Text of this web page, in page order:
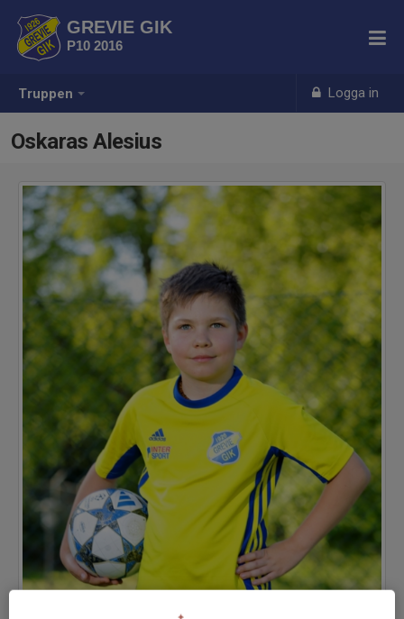
Truppen Logga in
GREVIE GIK
P10 2016
Oskaras Alesius